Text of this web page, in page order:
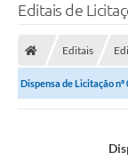
Editais de
Editais
Dispensa de Licitação nº